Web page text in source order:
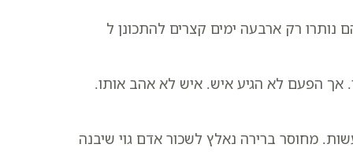
נותרו רק ארבעה ימים קצרים להתכונן ל
אך הפעם לא הגיע איש. איש לא אהב אותו.
מחוסר ברירה נאלץ לשכור אדם גוי שיבנה